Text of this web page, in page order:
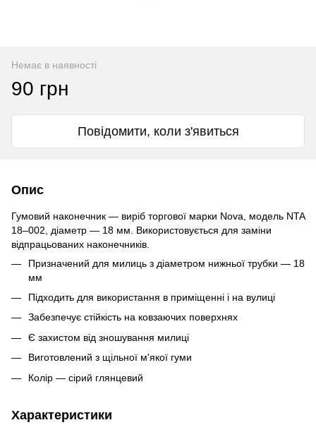
Немає в наявності
90 грн
Повідомити, коли з'явиться
Опис
Гумовий наконечник — виріб торгової марки Nova, модель NTA
18–002, діаметр — 18 мм. Використовується для заміни
відпрацьованих наконечників.
Призначений для милиць з діаметром нижньої трубки — 18
мм
Підходить для використання в приміщенні і на вулиці
Забезпечує стійкість на ковзаючих поверхнях
Є захистом від зношування милиці
Виготовлений з щільної м'якої гуми
Колір — сірий глянцевий
Характеристики